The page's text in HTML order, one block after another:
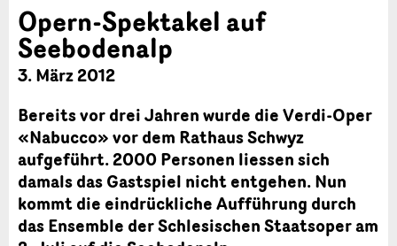
Opern-Spektakel auf
Seebodenalp
3. März 2012
Bereits vor drei Jahren wurde die Verdi-Oper
«Nabucco» vor dem Rathaus Schwyz
aufgeführt. 2000 Personen liessen sich
damals das Gastspiel nicht entgehen. Nun
kommt die eindrückliche Aufführung durch
das Ensemble der Schlesischen Staatsoper am